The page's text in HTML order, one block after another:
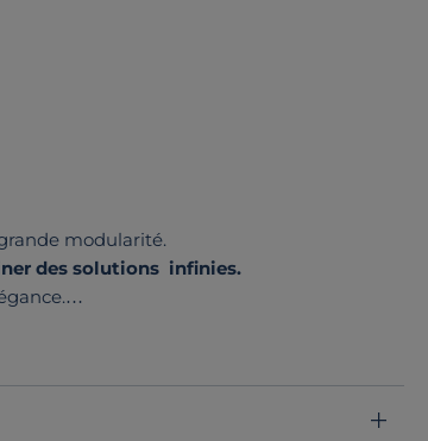
modularité.
des solutions infinies.
vous offrir une sensation de confort
d'un support métal.